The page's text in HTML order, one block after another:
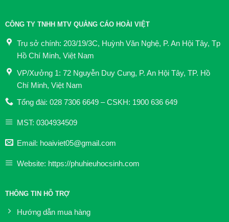
CÔNG TY TNHH MTV QUẢNG CÁO HOÀI VIỆT
Trụ sở chính: 203/19/3C, Huỳnh Văn Nghệ, P. An Hội Tây, Tp
Hồ Chí Minh, Việt Nam
VP/Xưởng 1: 72 Nguyễn Duy Cung, P. An Hội Tây, TP. Hồ
Chí Minh, Việt Nam
Tổng đài: 028 7306 6649 – CSKH: 1900 636 649
MST: 0304934509
Email: hoaiviet05@gmail.com
Website: https://phuhieuhocsinh.com
THÔNG TIN HỖ TRỢ
Hướng dẫn mua hàng